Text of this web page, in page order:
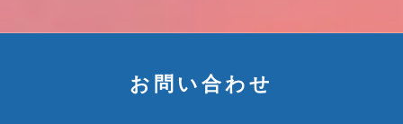
お問い合わせ